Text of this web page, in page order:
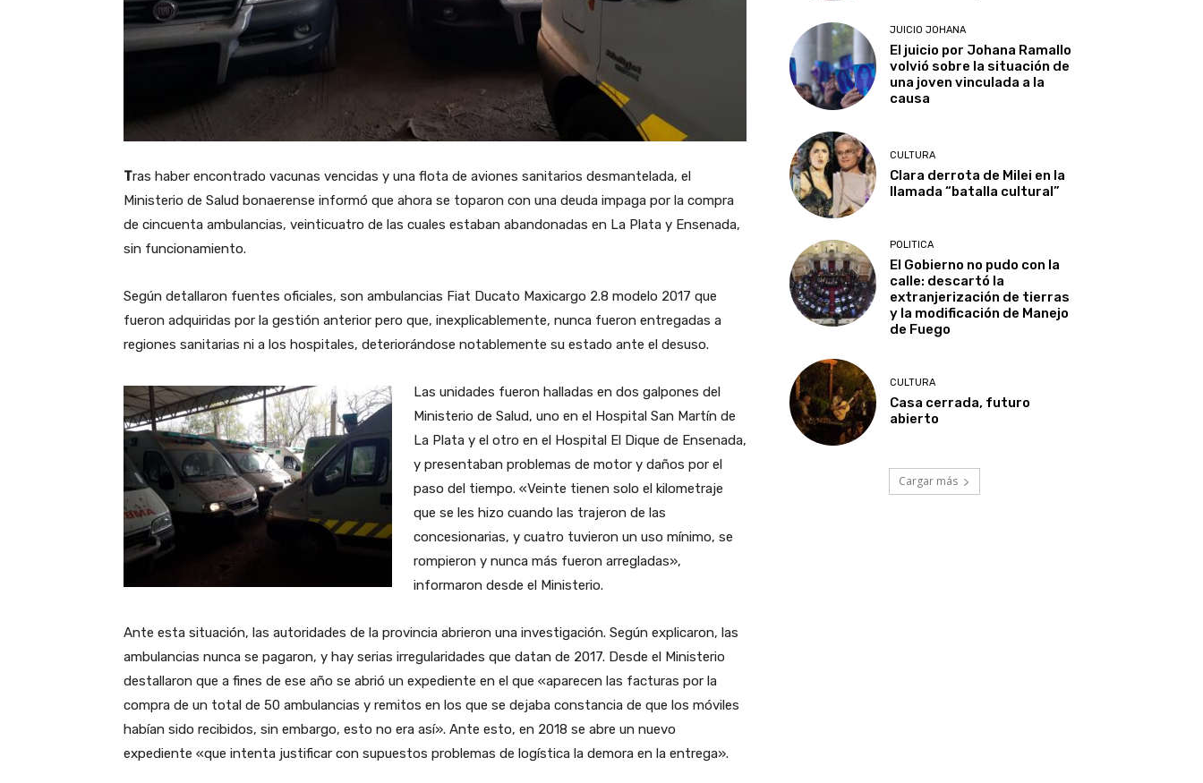
Tras haber encontrado vacunas vencidas y una flota de aviones sanitarios desmantelada, el
Ministerio de Salud bonaerense informó que ahora se toparon con una deuda impaga por la compra
de cincuenta ambulancias, veinticuatro de las cuales estaban abandonadas en La Plata y Ensenada,
sin funcionamiento.
Según detallaron fuentes oficiales, son ambulancias Fiat Ducato Maxicargo 2.8 modelo 2017 que
fueron adquiridas por la gestión anterior pero que, inexplicablemente, nunca fueron entregadas a
regiones sanitarias ni a los hospitales, deteriorándose notablemente su estado ante el desuso.
Las unidades fueron halladas en dos galpones del
Ministerio de Salud, uno en el Hospital San Martín de
La Plata y el otro en el Hospital El Dique de Ensenada,
y presentaban problemas de motor y daños por el
paso del tiempo. «Veinte tienen solo el kilometraje
que se les hizo cuando las trajeron de las
concesionarias, y cuatro tuvieron un uso mínimo, se
rompieron y nunca más fueron arregladas»,
informaron desde el Ministerio.
Ante esta situación, las autoridades de la provincia abrieron una investigación. Según explicaron, las
ambulancias nunca se pagaron, y hay serias irregularidades que datan de 2017. Desde el Ministerio
destallaron que a fines de ese año se abrió un expediente en el que «aparecen las facturas por la
compra de un total de 50 ambulancias y remitos en los que se dejaba constancia de que los móviles
habían sido recibidos, sin embargo, esto no era así». Ante esto, en 2018 se abre un nuevo
expediente «que intenta justificar con supuestos problemas de logística la demora en la entrega».
JUICIO JOHANA
El juicio por Johana Ramallo
volvió sobre la situación de
una joven vinculada a la
causa
CULTURA
Clara derrota de Milei en la
llamada “batalla cultural”
POLITICA
El Gobierno no pudo con la
calle: descartó la
extranjerización de tierras
y la modificación de Manejo
de Fuego
CULTURA
Casa cerrada, futuro
abierto
Cargar más